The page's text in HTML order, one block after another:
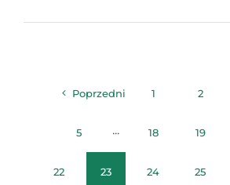
Poprzedni 1 2
5 ··· 18 19
22 23 24 25